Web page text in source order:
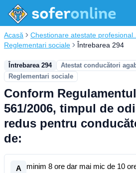
Acasă Chestionare atestate profesional...
Reglementari sociale
Întrebarea 294
Întrebarea 294
Atestat conducători
Reglementari sociale
Conform
561/2006, timpul de
redus pentru
de:
A minim 8 ore dar mai mic de 10